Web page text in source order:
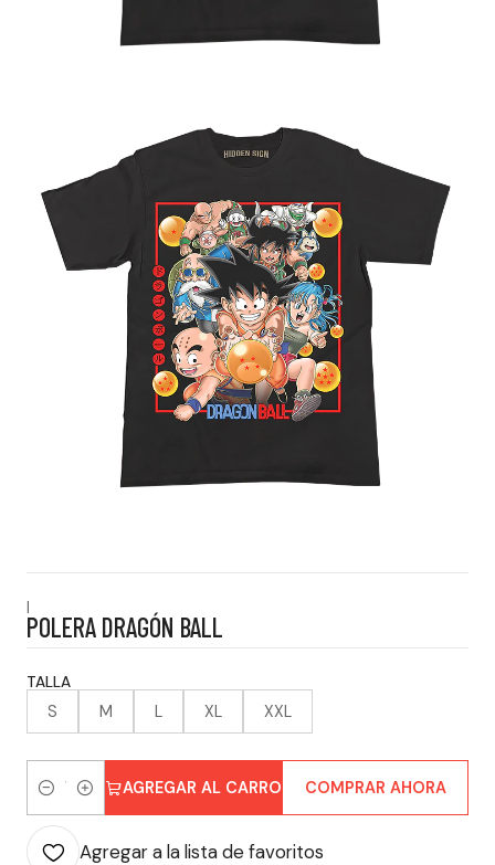
|
POLERA DRAGÓN BALL
TALLA
S M L XL XXL
Cantidad
AGREGAR AL CARRO COMPRAR AHORA
Agregar a la lista de favoritos